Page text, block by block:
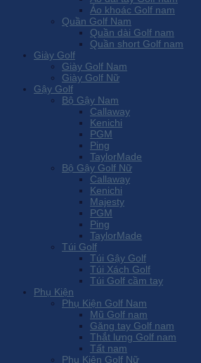
Áo khoác Golf nam
Quần Golf Nam
Quần dài Golf nam
Quần short Golf nam
Giày Golf
Giày Golf Nam
Giày Golf Nữ
Gậy Golf
Bộ Gậy Nam
Callaway
Kenichi
PGM
Ping
TaylorMade
Bộ Gậy Golf Nữ
Callaway
Kenichi
Majesty
PGM
Ping
TaylorMade
Túi Golf
Túi Gậy Golf
Túi Xách Golf
Túi Golf cầm tay
Phụ Kiện
Phụ Kiện Golf Nam
Mũ Golf nam
Găng tay Golf nam
Thắt lưng Golf nam
Tất nam
Phụ Kiện Golf Nữ